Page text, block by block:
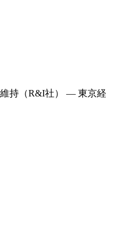
持（R&I社） — 東京経